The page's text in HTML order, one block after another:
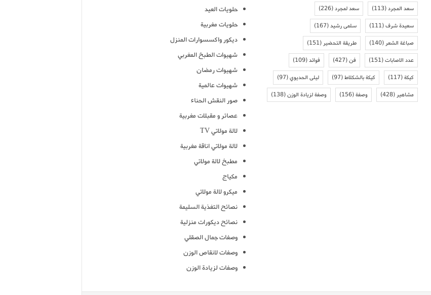
سعد المجرد(113) سعد لمجرد(226)
سعيدة شرف(111) سلمى رشيد(167)
صباغة الشعر(140) طريقة التحضير(151)
عدد الاصابات(151) فن(427) فوائد(109)
كيكة(117) كيكة بالشكلاط(97) ليلى الحديوي(97)
مشاهير(428) وصفة(156) وصفة لزيادة الوزن(138)
حلويات العيد
حلويات مغربية
ديكور واكسسوارات المنزل
شهيوات الطبخ المغربي
شهيوات رمضان
شهيوات عالمية
صور النقش الحناء
عصائر و مقبلات مغربية
لالة مولاتي TV
لالة مولاتي اناقة مغربية
مطبخ لالة مولاتي
مكياج
ميكرو لالة مولاتي
نصائح التغذية السليمة
نصائح ديكورات منزلية
وصفات جمال الصقلي
وصفات لانقاص الوزن
وصفات لزيادة الوزن